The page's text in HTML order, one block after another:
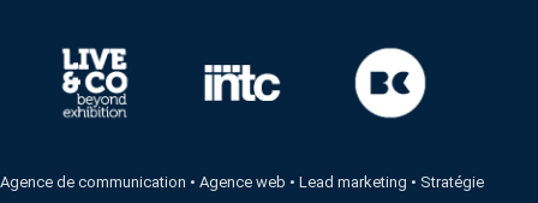
Agence de communication •Agence web •Lead marketing • Stratégie